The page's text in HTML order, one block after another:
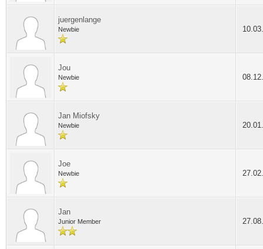
juergenlange
Newbie
Jou
Newbie
Jan Miofsky
Newbie
Joe
Newbie
Jan
Junior Member